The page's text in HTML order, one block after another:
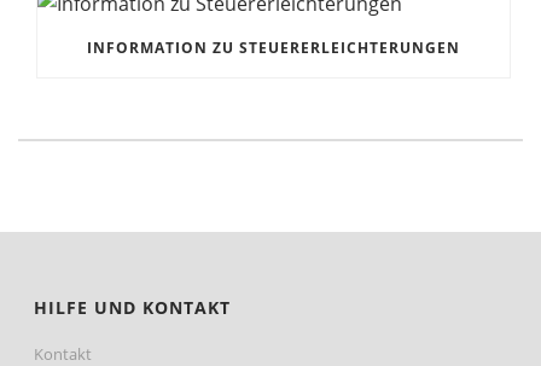
INFORMATION ZU STEUERERLEICHTERUNGEN
HILFE UND KONTAKT
Kontakt